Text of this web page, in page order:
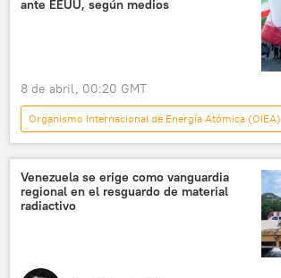
ONU
Reino Unido Donald Trump
ante EEUU, según medios
8 de abril, 00:20 GMT
Organismo Internacional de Energía Atómica (OIEA)
Internacional
EEUU
Irán
Washington
seguridad
política
Venezuela se erige como vanguardia
regional en el resguardo de material
radiactivo